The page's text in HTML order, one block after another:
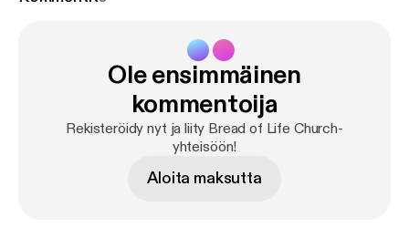
Ole ensimmäinen
kommentoija
Rekisteröidy nyt ja liity Bread of Life Church-
yhteisöön!
Aloita maksutta